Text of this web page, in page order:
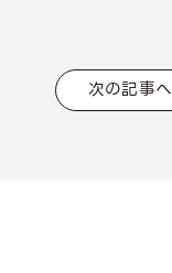
次の記事へ